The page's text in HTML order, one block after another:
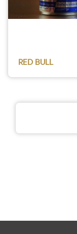
RED BULL